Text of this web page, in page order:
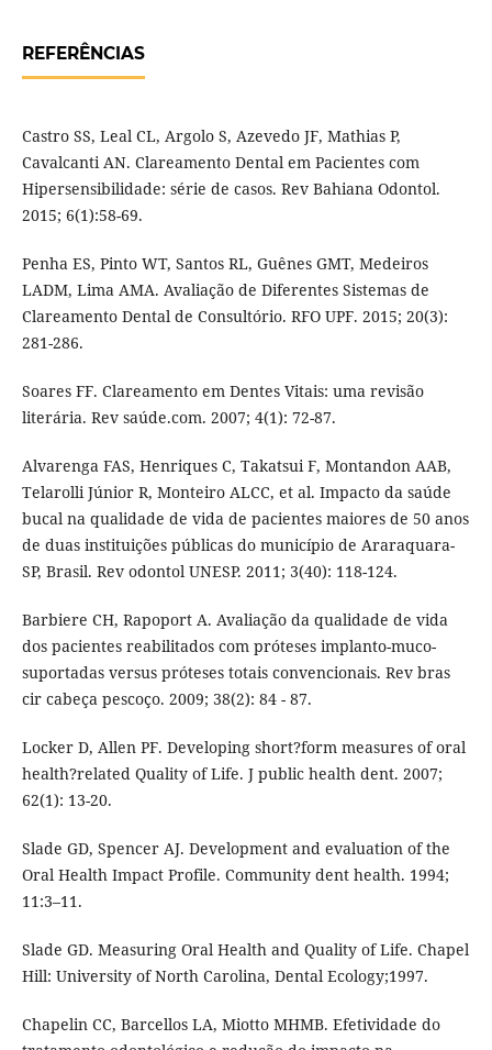
REFERÊNCIAS
Castro SS, Leal CL, Argolo S, Azevedo JF, Mathias P,
Cavalcanti AN. Clareamento Dental em Pacientes com
Hipersensibilidade: série de casos. Rev Bahiana Odontol.
2015; 6(1):58-69.
Penha ES, Pinto WT, Santos RL, Guênes GMT, Medeiros
LADM, Lima AMA. Avaliação de Diferentes Sistemas de
Clareamento Dental de Consultório. RFO UPF. 2015; 20(3):
281-286.
Soares FF. Clareamento em Dentes Vitais: uma revisão
literária. Rev saúde.com. 2007; 4(1): 72-87.
Alvarenga FAS, Henriques C, Takatsui F, Montandon AAB,
Telarolli Júnior R, Monteiro ALCC, et al. Impacto da saúde
bucal na qualidade de vida de pacientes maiores de 50 anos
de duas instituições públicas do município de Araraquara-
SP, Brasil. Rev odontol UNESP. 2011; 3(40): 118-124.
Barbiere CH, Rapoport A. Avaliação da qualidade de vida
dos pacientes reabilitados com próteses implanto-muco-
suportadas versus próteses totais convencionais. Rev bras
cir cabeça pescoço. 2009; 38(2): 84 - 87.
Locker D, Allen PF. Developing short?form measures of oral
health?related Quality of Life. J public health dent. 2007;
62(1): 13-20.
Slade GD, Spencer AJ. Development and evaluation of the
Oral Health Impact Profile. Community dent health. 1994;
11:3–11.
Slade GD. Measuring Oral Health and Quality of Life. Chapel
Hill: University of North Carolina, Dental Ecology;1997.
Chapelin CC, Barcellos LA, Miotto MHMB. Efetividade do